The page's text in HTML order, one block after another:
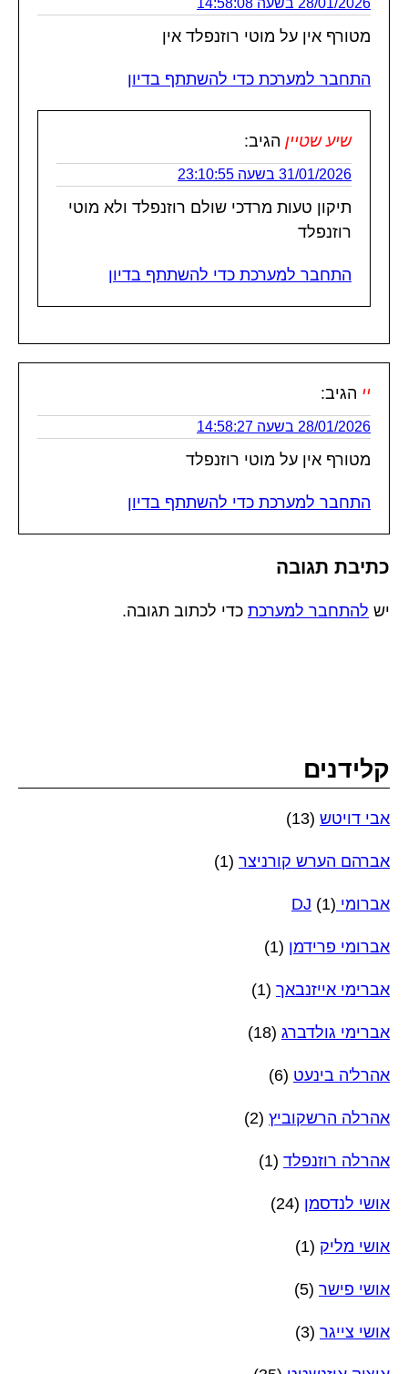
מטורף אין על מוטי רוזנפלד אין
התחבר למערכת כדי להשתתף בדיון
שיע שטיין הגיב:
31/01/2026 בשעה 23:10:55
תיקון טעות מרדכי שולם רוזנפלד ולא מוטי
רוזנפלד
התחבר למערכת כדי להשתתף בדיון
יי הגיב:
28/01/2026 בשעה 14:58:27
מטורף אין על מוטי רוזנפלד
התחבר למערכת כדי להשתתף בדיון
כתיבת תגובה
יש להתחבר למערכת כדי לכתוב תגובה.
קלידנים
אבי דויטש (13)
אברהם הערש קורניצר (1)
אברומי DJ (1)
אברומי פרידמן (1)
אברימי אייזנבאך (1)
אברימי גולדברג (18)
אהרל'ה בינעט (6)
אהרלה הרשקוביץ (2)
אהרלה רוזנפלד (1)
אושי לנדסמן (24)
אושי מליק (1)
אושי פישר (5)
אושי צייגר (3)